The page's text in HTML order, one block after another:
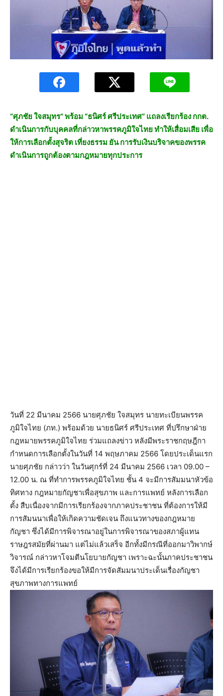
“ศุภชัย ใจสมุทร” พร้อม “ธนิศร์ ศรีประเทศ” แถลงเรียกร้อง กกต.
ดำเนินการกับบุคคลที่กล่าวหาพรรคภูมิใจไทย ทำให้เสื่อมเสีย เพื่อ
ให้การเลือกตั้งสุจริต เที่ยงธรรม ยัน การรับเงินบริจาคของพรรค
ดำเนินการถูกต้องตามกฎหมายทุกประการ
วันที่ 22 มีนาคม 2566 นายศุภชัย ใจสมุทร นายทะเบียนพรรค
ภูมิใจไทย (ภท.) พร้อมด้วย นายธนิศร์ ศรีประเทศ ที่ปรึกษาฝ่าย
กฎหมายพรรคภูมิใจไทย ร่วมแถลงข่าว หลังมีพระราชกฤษฎีกา
กำหนดการเลือกตั้งในวันที่ 14 พฤษภาคม 2566 โดยประเด็นแรก
นายศุภชัย กล่าวว่า ในวันศุกร์ที่ 24 มีนาคม 2566 เวลา 09.00 –
12.00 น. ณ ที่ทำการพรรคภูมิใจไทย ชั้น 4 จะมีการสัมมนาหัวข้อ
ทิศทาง กฎหมายกัญชาเพื่อสุขภาพ และการแพทย์ หลังการเลือก
ตั้ง สืบเนื่องจากมีการเรียกร้องจากภาคประชาชน ที่ต้องการให้มี
การสัมนนาเพื่อให้เกิดความชัดเจน ถึงแนวทางของกฎหมาย
กัญชา ซึ่งได้มีการพิจารณาอยู่ในการพิจารณาของสภาผู้แทน
ราษฎรสมัยที่ผ่านมา แต่ไม่แล้วเสร็จ อีกทั้งมีกรณีที่ออกมาวิพากษ์
วิจารณ์ กล่าวหาโจมตีนโยบายกัญชา เพราะฉะนั้นภาคประชาชน
จึงได้มีการเรียกร้องขอให้มีการจัดสัมมนาประเด็นเรื่องกัญชา
สุขภาพทางการแพทย์